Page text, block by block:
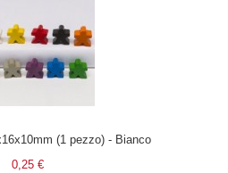
(1 pezzo) - Bianco
0,25 €